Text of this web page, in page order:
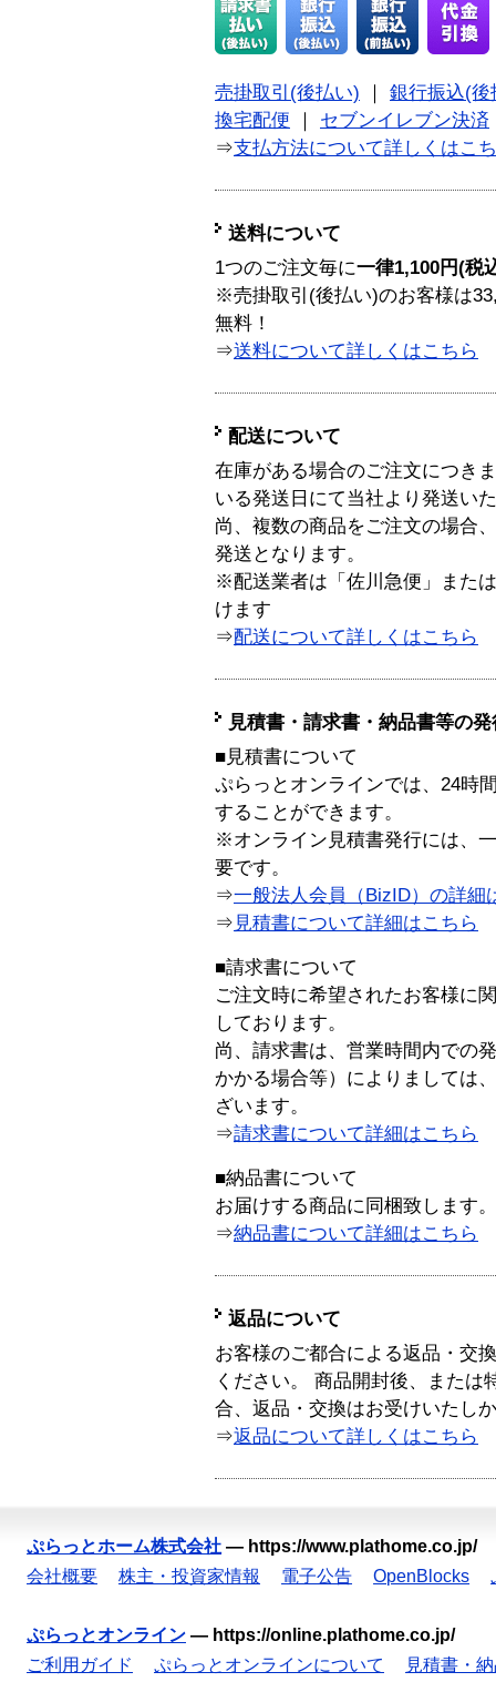
売掛取引(後払い)
銀行振込(後
換宅配便
セブンイレブン決済
⇒支払方法について詳しくはこ
送料について
1つのご注文毎に一律1,100円(税
※売掛取引(後払い)のお客様は
無料！
⇒送料について詳しくはこちら
配送について
在庫がある場合のご注文につき
いる発送日にて当社より発送い
尚、複数の商品をご注文の場合
発送となります。
※配送業者は「佐川急便」また
けます
⇒配送について詳しくはこちら
見積書・請求書・納品書等の
■見積書について
ぷらっとオンラインでは、24時
することができます。
※オンライン見積書発行には、
要です。
⇒一般法人会員（BizID）の詳細
⇒ 見積書について詳細はこちら
■請求書について
ご注文時に希望されたお客様に
しております。
尚、請求書は、営業時間内での
かかる場合等）によりましては
ざいます。
⇒請求書について詳細はこちら
■納品書について
お届けする商品に同梱致します。
⇒納品書について詳細はこちら
返品について
お客様のご都合による返品・交
ください。 商品開封後、または
合、返品・交換はお受けいたし
⇒返品について詳しくはこちら
ぷらっとホーム株式会社 — https://www.plathome.co.jp/
会社概要
株主・投資家情報 電子公告 OpenBlocks
ぷらっとオンライン — https://online.plathome.co.jp/
ご利用ガイド
ぷらっとオンラインについて 見積書・